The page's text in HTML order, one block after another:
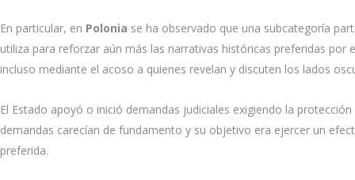
En particular, en Polonia se ha observado que una subcategoría
utiliza para reforzar aún más las narrativas históricas preferidas
incluso mediante el acoso a quienes revelan y discuten los lados
El Estado apoyó o inició demandas judiciales exigiendo la
demandas carecían de fundamento y su objetivo era ejercer un
preferida.